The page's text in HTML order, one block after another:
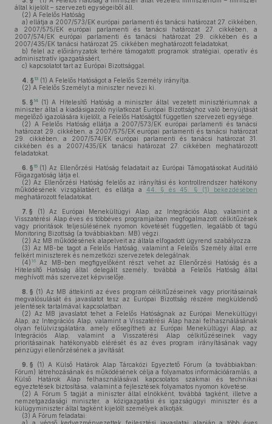
által kijelölt – szervezeti egységeiből áll.
(2) A Felelős Hatóság
a) ellátja a 2007/573/EK európai parlamenti és tanácsi határozat 27. cikkében,
a 2007/575/EK európai parlamenti és tanácsi határozat 27. cikkében, a
2007/574/EK európai parlamenti és tanácsi határozat 29. cikkében és a
2007/435/EK tanácsi határozat 25. cikkében meghatározott feladatokat,
b) felel az előirányzatok terhére támogatott programok stratégiai, operatív és
adminisztratív igazgatásáért,
c) kapcsolatot tart az Európai Bizottsággal.
4. § 13 (1) A Felelős Hatóságot a Felelős Személy irányítja.
(2) A Felelős Személyt a miniszter nevezi ki.
5. § 14 (1) A Hitelesítő Hatóság a miniszter által vezetett minisztériumnak a
miniszter által a kiadásigazoló nyilatkozat Európai Bizottsághoz való benyújtását
megelőző igazolására kijelölt, a Felelős Hatóságtól független szervezeti egysége.
(2) A Felelős Hatóság ellátja a 2007/573/EK európai parlamenti és tanácsi
határozat 29. cikkében, a 2007/575/EK európai parlamenti és tanácsi határozat
29. cikkében, a 2007/574/EK európai parlamenti és tanácsi határozat 31.
cikkében és a 2007/435/EK tanácsi határozat 27. cikkében meghatározott
feladatokat.
6. § 15 (1) Az Ellenőrzési Hatóság feladatait az Európai Támogatásokat Auditáló
Főigazgatóság látja el.
(2) Az Ellenőrzési Hatóság felelős az irányítási és kontrollrendszer hatékony
működésének vizsgálatáért, és ellátja a 44. § és 45. § (1) bekezdésében
meghatározott feladatokat.
7. § (1) Az Európai Menekültügyi Alap, az Integrációs Alap, valamint a
Visszatérési Alap éves és többéves programjaiban megfogalmazott célkitűzések
vagy prioritások teljesülésének nyomon követését független, legalább öt tagú
Monitoring Bizottság (a továbbiakban: MB) végzi.
(2) Az MB működésének alapelveit az általa elfogadott ügyrend szabályozza.
(3) Az MB-be tagot a Felelős Hatóság, valamint a Felelős Személy által erre
felkért miniszterek és nemzetközi szervezetek delegálnak.
(4) 16
Az MB-ben megfigyelőként részt vehet az Ellenőrzési Hatóság és a
Hitelesítő Hatóság által delegált személy, továbbá a Felelős Hatóság által
meghívott más szervezet képviselője.
8. § (1) Az MB áttekinti az éves program célkitűzéseinek vagy prioritásainak
megvalósulását és javaslatot tesz az Európai Bizottság részére megküldendő
jelentések tartalmával kapcsolatban.
(2) Az MB javaslatot tehet a Felelős Hatóságnak az Európai Menekültügyi
Alap, az Integrációs Alap, valamint a Visszatérési Alap hazai felhasználásának
olyan felülvizsgálatára, amely elősegítheti az Európai Menekültügyi Alap, az
Integrációs Alap, valamint a Visszatérési Alap célkitűzéseinek vagy
prioritásainak hatékonyabb elérését és az éves program irányításának vagy
pénzügyi ellenőrzésének a javítását.
9. § (1) A Külső Határok Alap Tárcaközi Egyeztető Fórum (a továbbiakban:
Fórum) létrehozásának és működésének célja a folyamatos információáramlás, a
Külső Határok Alap felhasználásával kapcsolatos szakmai és technikai
egyeztetések biztosítása, valamint a fejlesztések folyamatos nyomon követése.
(2) A Fórum 5 tagját a miniszter által elnökként, továbbá tagként, illetve a
nemzetgazdasági miniszter, a közigazgatási és igazságügyi miniszter és a
külügyminiszter által tagként kijelölt személyek alkotják.
(3) A Fórum feladatai: